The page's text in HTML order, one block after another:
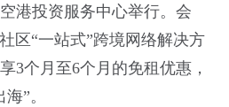
港投资服务中心举行。会
区“一站式”跨境网络解决方
3个月至6个月的免租优惠，
”。